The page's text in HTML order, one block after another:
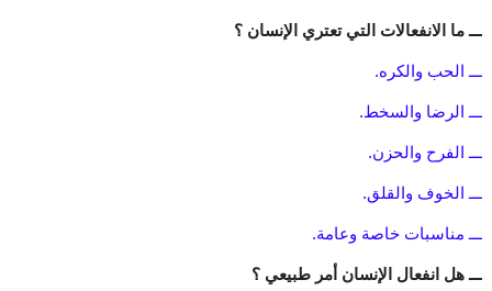
ـــ ما الانفعالات التي تعتري الإنسان ؟
ـــ الحب والكره.
ـــ الرضا والسخط.
ـــ الفرح والحزن.
ـــ الخوف والقلق.
ـــ مناسبات خاصة وعامة.
ـــ هل انفعال الإنسان أمر طبيعي ؟